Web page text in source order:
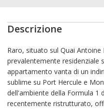
Descrizione
Raro, situato sul Quai
prevalentemente residenziale
appartamento vanta di un
sublime su Port Hercule e
dell'ambiente della Formula 1
recentemente ristrutturato,